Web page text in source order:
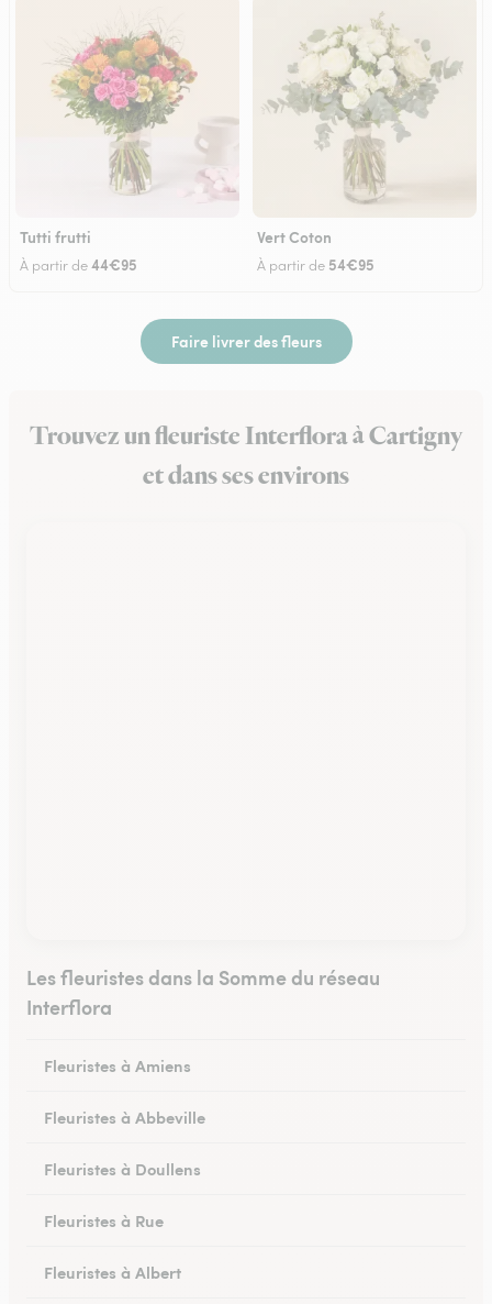
Tutti frutti
À partir de44€95
Vert Coton
À partir de 54€95
Faire livrer des fleurs
Trouvez un fleuriste Interflora à Cartigny
et dans ses environs
Les fleuristes dans la Somme du réseau
Interflora
Fleuristes à Amiens
Fleuristes à Abbeville
Fleuristes à Doullens
Fleuristes à Rue
Fleuristes à Albert